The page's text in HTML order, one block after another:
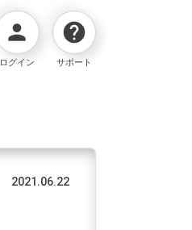
person
ログイン
help
サポート
2021.06.22